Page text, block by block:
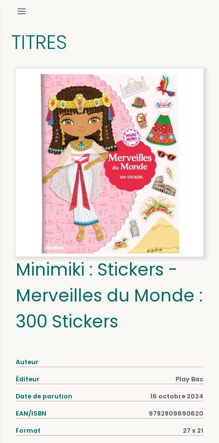
TITRES
Minimiki : Stickers -
Merveilles du Monde :
300 Stickers
Auteur
Éditeur Play Bac
Date de parution 16 octobre 2024
EAN/ISBN 9782809690620
Format 27 x 21